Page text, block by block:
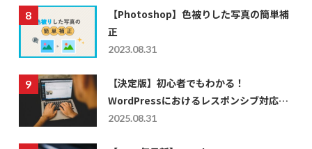
【Photoshop】色被りした写真の簡単補
正
2023.08.31
【決定版】初心者でもわかる！
WordPressにおけるレスポンシブ対応の
仕方を徹底解説
2025.08.31